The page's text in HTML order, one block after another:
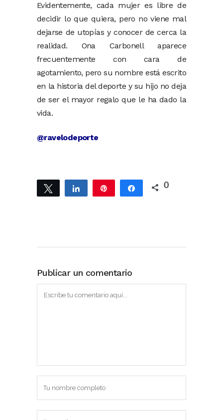
Evidentemente, cada mujer es libre de
decidir lo que quiera, pero no viene mal
dejarse de utopías y conocer de cerca la
realidad. Ona Carbonell aparece
frecuentemente con cara de
agotamiento, pero su nombre está escrito
en la historia del deporte y su hijo no deja
de ser el mayor regalo que le ha dado la
vida.
@ravelodeporte
Twittear Compartir Compartir
0
Publicar un comentario